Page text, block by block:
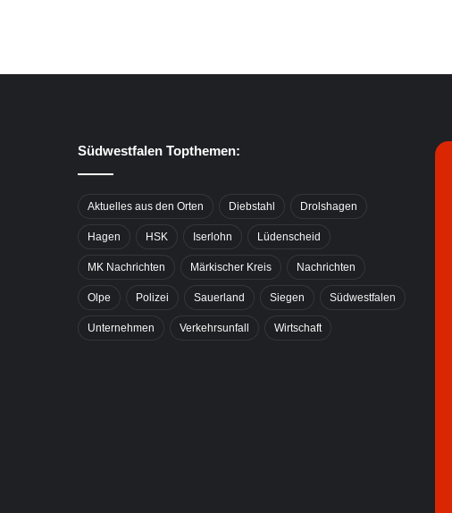
Südwestfalen Topthemen:
Aktuelles aus den Orten Diebstahl Drolshagen
Hagen HSK Iserlohn Lüdenscheid
MK Nachrichten Märkischer Kreis Nachrichten
Olpe Polizei Sauerland Siegen Südwestfalen
Unternehmen Verkehrsunfall Wirtschaft